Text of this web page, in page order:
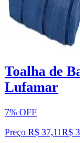
Toalha de
Lufamar
7% OFF
Preço R$ 37,11R$